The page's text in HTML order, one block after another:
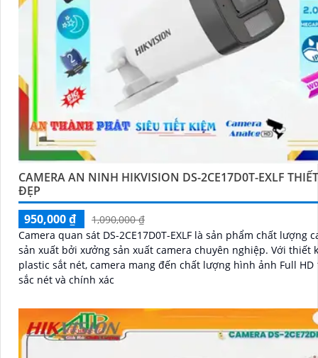
CAMERA AN NINH HIKVISION DS-2CE17D0T-EXLF
ĐẸP
950,000 ₫
1,090,000 ₫
Camera quan sát DS-2CE17D0T-EXLF là sản phẩm chất lượng
sản xuất bởi xưởng sản xuất camera chuyên nghiệp. Với thiết kế thân
plastic sắt nét, camera mang đến chất lượng hình ảnh Full HD
sắc nét và chính xác